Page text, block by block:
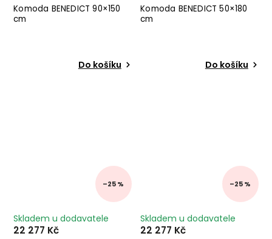
Komoda BENEDICT 90×150
cm
Do košíku
Komoda BENEDICT 50×180
cm
Do košíku
–25 %
Skladem u dodavatele
22 277 Kč
–25 %
Skladem u dodavatele
22 277 Kč